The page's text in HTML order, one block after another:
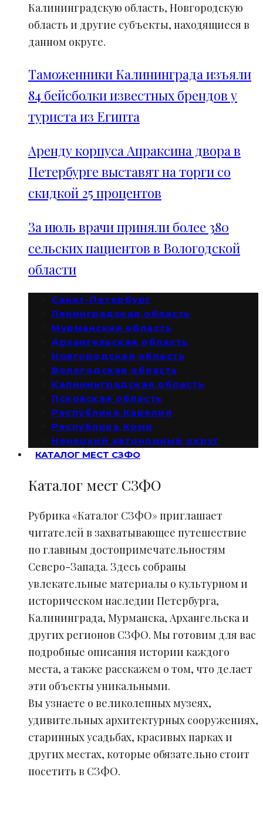
Калининградскую область, Новгородскую
область и другие субъекты, находящиеся в
данном округе.
Таможенники Калининграда изъяли
84 бейсболки известных брендов у
туриста из Египта
Аренду корпуса Апраксина двора в
Петербурге выставят на торги со
скидкой 25 процентов
За июль врачи приняли более 380
сельских пациентов в Вологодской
области
Санкт-Петербург
Ленинградская область
Мурманская область
Архангельская область
Новгородская область
Вологодская область
Калининградская область
Псковская область
Республика Карелия
Республика Коми
Ненецкий автономный округ
КАТАЛОГ МЕСТ СЗФО
Каталог мест СЗФО
Рубрика «Каталог СЗФО» приглашает
читателей в захватывающее путешествие
по главным достопримечательностям
Северо-Запада. Здесь собраны
увлекательные материалы о культурном и
историческом наследии Петербурга,
Калининграда, Мурманска, Архангельска и
других регионов СЗФО. Мы готовим для вас
подробные описания истории каждого
места, а также расскажем о том, что делает
эти объекты уникальными.
Вы узнаете о великолепных музеях,
удивительных архитектурных сооружениях,
старинных усадьбах, красивых парках и
других местах, которые обязательно стоит
посетить в СЗФО.